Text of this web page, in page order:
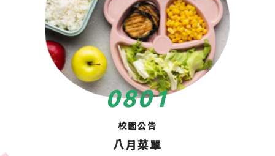
0801
校園公告
八月菜單